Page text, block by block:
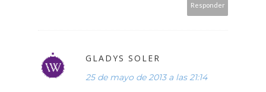
Responder
GLADYS SOLER
25 de mayo de 2013 a las 21:14